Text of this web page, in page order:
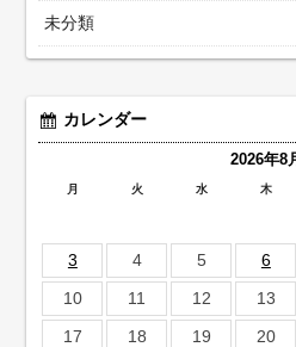
未分類
カレンダー
2026年8
月 火 水 木
3
4 5 6
10
11 12 13
17
18 19 20